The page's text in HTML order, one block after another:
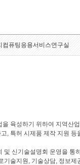
컴퓨팅응용서비스연구실
을 육성하기 위하여 지역산
, 특허 시제품 제작 지원 등
및 신기술설명회 운영을 통
기술지원, 기술상담, 정보